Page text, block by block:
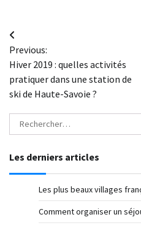
Navigation
de
l’article
Previous:
Hiver 2019 : quelles activités
pratiquer dans une station de
ski de Haute-Savoie ?
Rechercher :
Les derniers articles
Les plus beaux villages
Comment organiser un